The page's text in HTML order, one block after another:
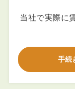
当社で実際に
手続